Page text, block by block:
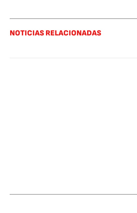
NOTICIAS RELACIONADAS